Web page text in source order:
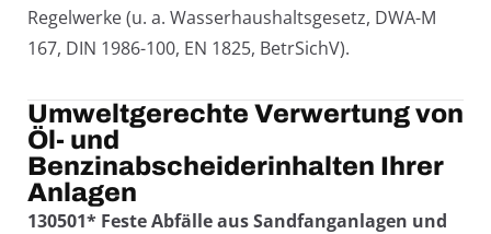
Regelwerke (u. a. Wasserhaushaltsgesetz, DWA-M
167, DIN 1986-100, EN 1825, BetrSichV).
Umweltgerechte Verwertung von
Öl- und
Benzinabscheiderinhalten Ihrer
Anlagen
130501* Feste Abfälle aus Sandfanganlagen und